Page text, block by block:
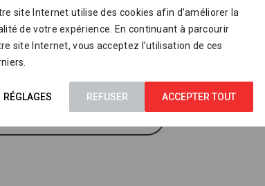
site Internet utilise des cookies afin d’améliorer la
de votre expérience. En continuant à parcourir
site Internet, vous acceptez l’utilisation de ces
RÉGLAGES REFUSER ACCEPTER TOUT
Format
proposé dans notre catalogue en ligne ne
pour le moment qu’un petit aperçu de ce que
trouver dans nos points de vente, où sont
milliers d’autres références.